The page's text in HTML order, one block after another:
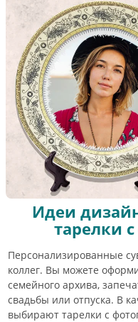
Идеи
тарелки
Персонализированные
коллег. Вы можете
семейного архива,
свадьбы или отпуска. В
выбирают тарелки с